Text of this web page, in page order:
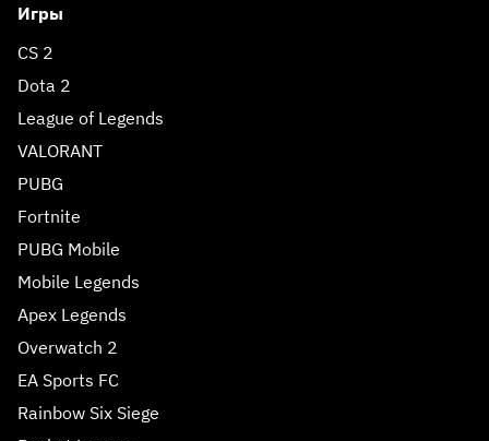
Игры
CS 2
Dota 2
League of Legends
VALORANT
PUBG
Fortnite
PUBG Mobile
Mobile Legends
Apex Legends
Overwatch 2
EA Sports FC
Rainbow Six Siege